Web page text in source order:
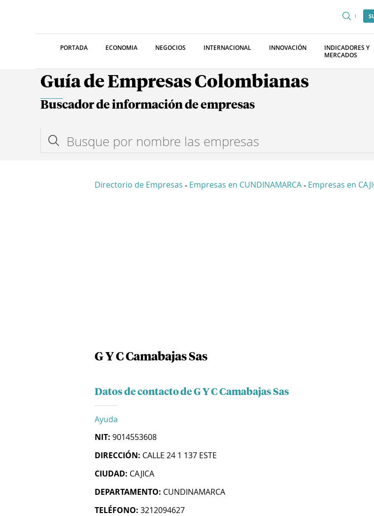
PORTADA ECONOMIA NEGOCIOS INTERNACIONAL INNOVACIÓN
INDICADORES Y
MERCADOS
Guía de Empresas Colombianas
Buscador de información de empresas
Directorio de Empresas - Empresas en CUNDINAMARCA - Empresas en
G Y C Camabajas Sas
Datos de contacto de G Y C Camabajas Sas
Ayuda
NIT: 9014553608
DIRECCIÓN: CALLE 24 1 137 ESTE
CIUDAD: CAJICA
DEPARTAMENTO: CUNDINAMARCA
TELÉFONO: 3212094627